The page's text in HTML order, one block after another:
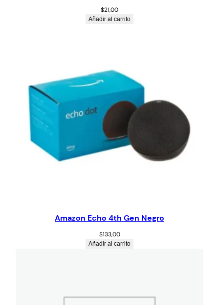
$21,00
Añadir al carrito
Amazon Echo 4th Gen Negro
$133,00
Añadir al carrito